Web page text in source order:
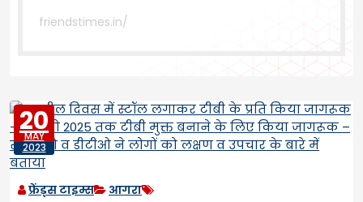
friendstimes.in/
20
MAY
2023
फ्रेंड्स टाइम्स आगरा